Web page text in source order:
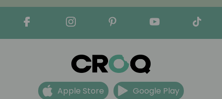
Apple Store Google Play